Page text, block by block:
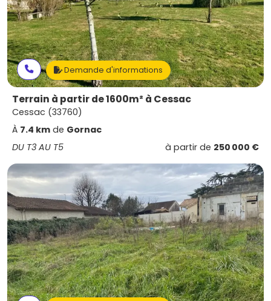
Demande d'informations
Terrain à partir de 1600m² à Cessac
Cessac (33760)
À 7.4 km de Gornac
DU T3 AU T5
à partir de 250 000 €